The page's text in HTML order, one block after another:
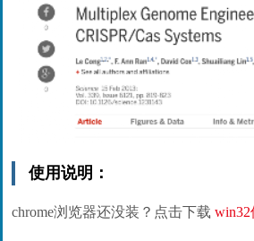
使用说明：
chrome浏览器还没装？点击下载 win32